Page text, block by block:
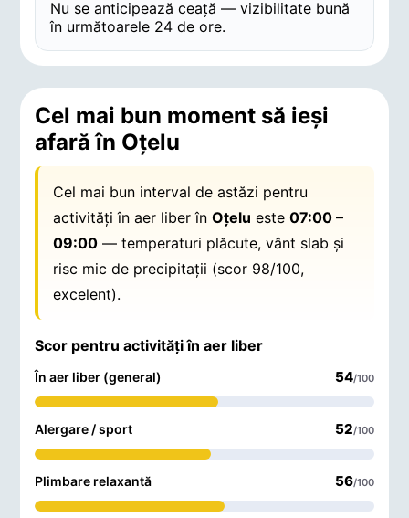
Nu se anticipează ceață — vizibilitate bună
în următoarele 24 de ore.
Cel mai bun moment să ieși
afară în Oţelu
Cel mai bun interval de astăzi pentru
activități în aer liber înOţelu este07:00 –
09:00 — temperaturi plăcute, vânt slab și
risc mic de precipitații (scor 98/100,
excelent).
Scor pentru activități în aer liber
În aer liber (general) 54/100
Alergare / sport 52/100
Plimbare relaxantă 56/100